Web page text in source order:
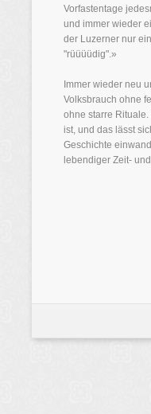
Vorfastentage
und immer wieder
der Luzerner nur
"rüüüüdig".»
Immer wieder neu
Volksbrauch ohne
ohne starre
ist, und das lässt
Geschichte
lebendiger Zeit-